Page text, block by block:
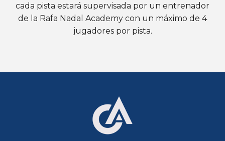
cada pista estará supervisada por un entrenador
de la Rafa Nadal Academy con un máximo de 4
jugadores por pista.